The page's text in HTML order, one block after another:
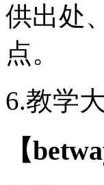
供出处
点。
6.教学
【